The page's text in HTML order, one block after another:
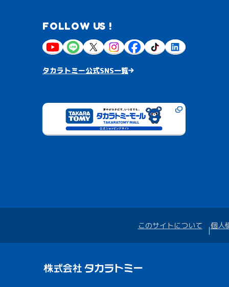
FOLLOW US !
タカラトミー公式SNS一覧
このサイトについて 個人